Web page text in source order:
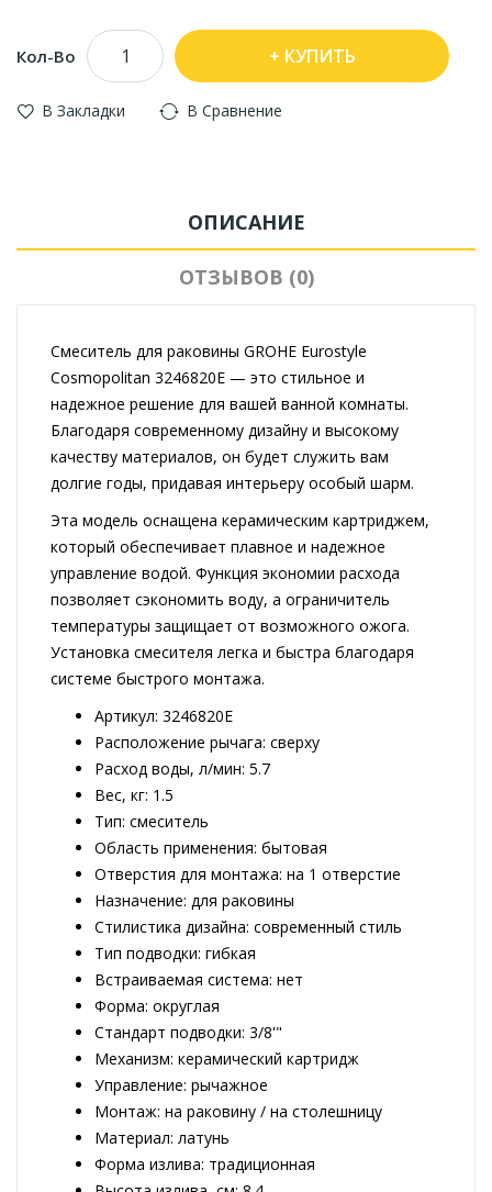
Кол-Во КУПИТЬ
В Закладки В Сравнение
ОПИСАНИЕ
ОТЗЫВОВ (0)
Смеситель для раковины GROHE Eurostyle
Cosmopolitan 3246820E — это стильное и
надежное решение для вашей ванной комнаты.
Благодаря современному дизайну и высокому
качеству материалов, он будет служить вам
долгие годы, придавая интерьеру особый шарм.
Эта модель оснащена керамическим картриджем,
который обеспечивает плавное и надежное
управление водой. Функция экономии расхода
позволяет сэкономить воду, а ограничитель
температуры защищает от возможного ожога.
Установка смесителя легка и быстра благодаря
системе быстрого монтажа.
Артикул: 3246820E
Расположение рычага: сверху
Расход воды, л/мин: 5.7
Вес, кг: 1.5
Тип: смеситель
Область применения: бытовая
Отверстия для монтажа: на 1 отверстие
Назначение: для раковины
Стилистика дизайна: современный стиль
Тип подводки: гибкая
Встраиваемая система: нет
Форма: округлая
Стандарт подводки: 3/8'"
Механизм: керамический картридж
Управление: рычажное
Монтаж: на раковину / на столешницу
Материал: латунь
Форма излива: традиционная